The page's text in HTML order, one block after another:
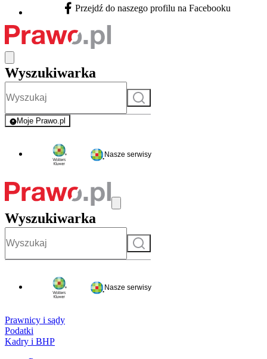
Facebook - otwiera się w nowej karcie
Przejdź do naszego profilu na Facebooku
Wyszukiwarka
Szukaj
Moje Prawo.pl
- rejestracja i logowanie do serwisu
Nasze serwisy
Wyszukiwarka
Szukaj
Nasze serwisy
Prawnicy i sądy
Podatki
Kadry i BHP